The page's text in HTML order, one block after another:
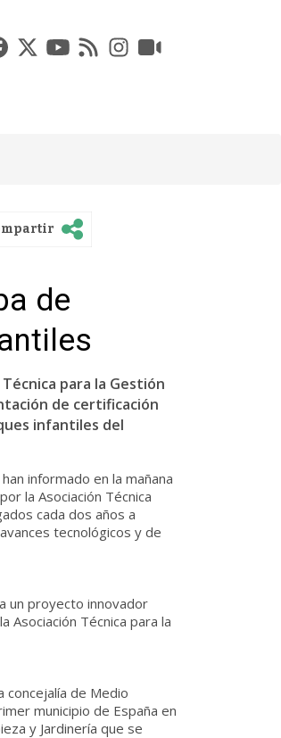
de
para la Gestión
de certificación
infantiles del
informado en la mañana
la Asociación Técnica
cada dos años a
tecnológicos y de
un proyecto innovador
Técnica para la
concejalía de Medio
municipio de España en
y Jardinería que se